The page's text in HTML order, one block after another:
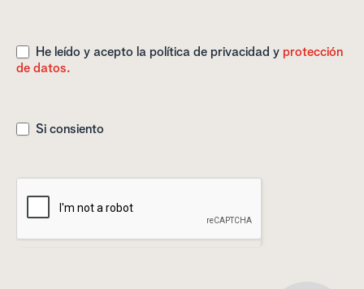
He leído y acepto la política de privacidad y protección
de datos.
Si consiento